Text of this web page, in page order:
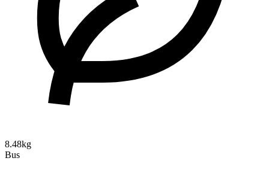
8.48kg
Bus